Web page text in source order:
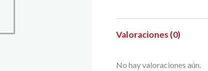
Valoraciones (0)
No hay valoraciones aún.